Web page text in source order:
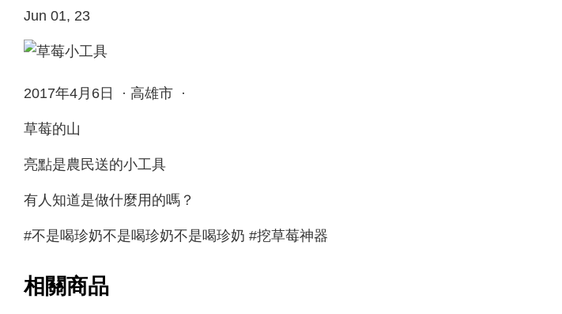
Jun 01, 23
2017年4月6日 · 高雄市 ·
草莓的山
亮點是農民送的小工具
有人知道是做什麼用的嗎？
#不是喝珍奶不是喝珍奶不是喝珍奶 #挖草莓神器
相關商品